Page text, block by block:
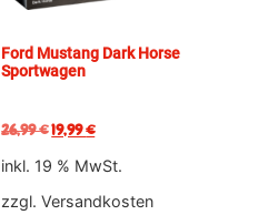
Ford Mustang Dark Horse
Sportwagen
26,99€19,99€
inkl. 19 % MwSt.
zzgl.Versandkosten